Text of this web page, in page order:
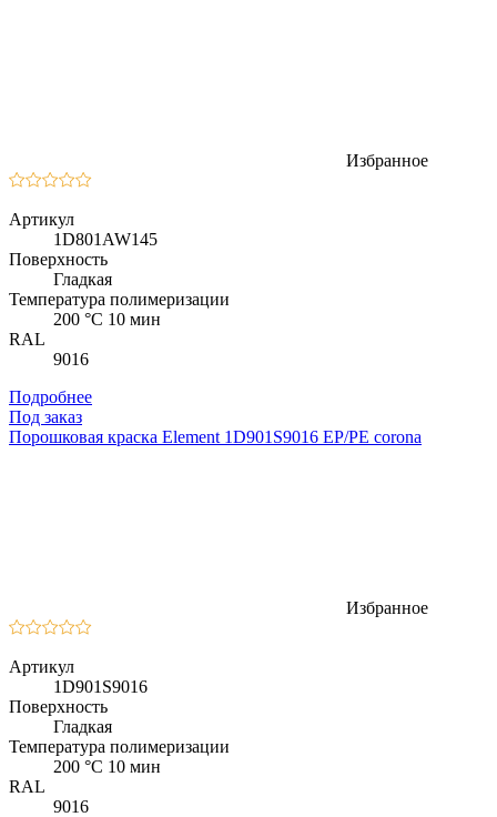
Избранное
Артикул
1D801AW145
Поверхность
Гладкая
Температура полимеризации
200 °C 10 мин
RAL
9016
Подробнее
Под заказ
Порошковая краска Element 1D901S9016 EP/PE corona
Избранное
Артикул
1D901S9016
Поверхность
Гладкая
Температура полимеризации
200 °C 10 мин
RAL
9016